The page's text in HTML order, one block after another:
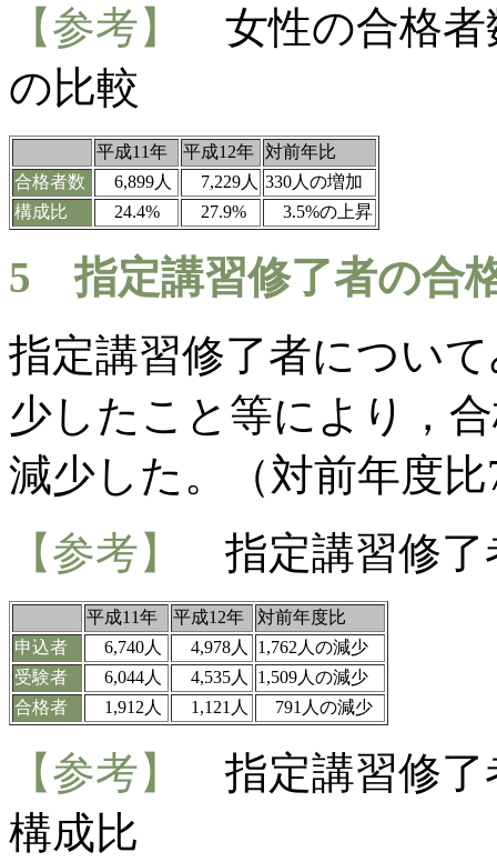
【参考】
女性の合格
の比較
平成11年 平成12年
対前年比
合格者数
6,899人 7,229人 330人の増加
構成比
24.4% 27.9% 3.5%の上昇
5 指定講習修了者の合
指定講習修了者につい
少したこと等により，
減少した。（対前年度比
【参考】
指定講習修了
平成11年 平成12年
対前年度比
申込者
6,740人 4,978人
1,762人の減少
受験者
6,044人 4,535人
1,509人の減少
合格者
1,912人 1,121人 791人の減少
【参考】
指定講習修了
構成比